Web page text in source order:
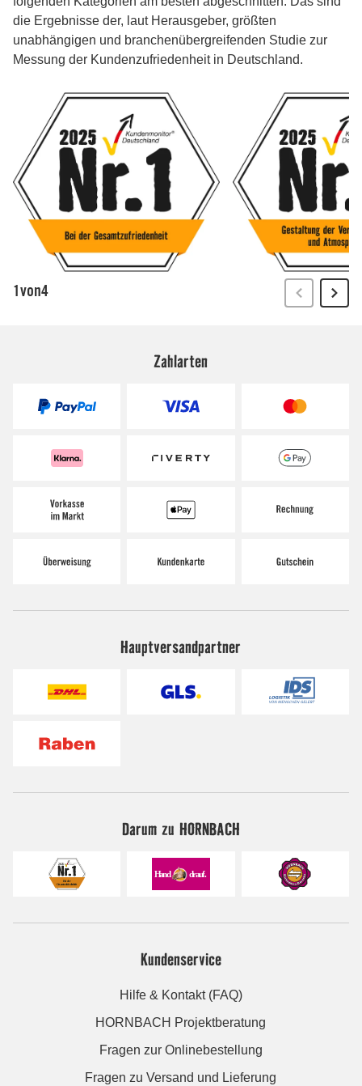
Zahlarten
Hauptversandpartner
Darum zu HORNBACH
Kundenservice
Hilfe & Kontakt (FAQ)
HORNBACH Projektberatung
Fragen zur Onlinebestellung
Fragen zu Versand und Lieferung